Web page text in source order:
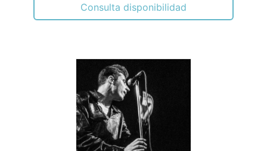
Consulta disponibilidad